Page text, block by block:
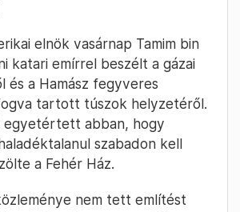
elnök vasárnap Tamim bin
katari emírrel beszélt a gázai
és a Hamász fegyveres
tartott túszok helyzetéről.
egyetértett abban, hogy
szabadon kell
a Fehér Ház.
nem tett említést